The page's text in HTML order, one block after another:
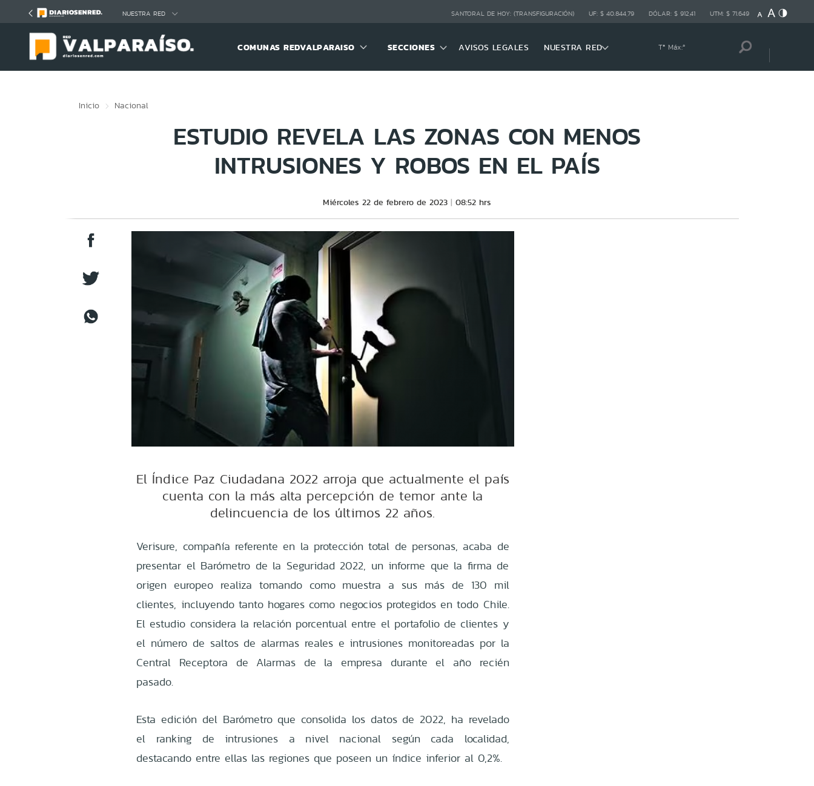
NUESTRA RED SANTORAL DE HOY: (TRANSFIGURACIÓN) UF: $ 40.844,79 DÓLAR: $ 912,41 UTM: $ 71.649
COMUNAS REDVALPARAISO SECCIONES AVISOS LEGALES NUESTRA RED Tª Máx:º
Inicio Nacional
ESTUDIO REVELA LAS ZONAS CON MENOS
INTRUSIONES Y ROBOS EN EL PAÍS
Miércoles 22 de febrero de 2023 08:52 hrs
El Índice Paz Ciudadana 2022 arroja que actualmente el país
cuenta con la más alta percepción de temor ante la
delincuencia de los últimos 22 años.
Verisure, compañía referente en la protección total de personas, acaba de
presentar el Barómetro de la Seguridad 2022, un informe que la firma de
origen europeo realiza tomando como muestra a sus más de 130 mil
clientes, incluyendo tanto hogares como negocios protegidos en todo Chile.
El estudio considera la relación porcentual entre el portafolio de clientes y
el número de saltos de alarmas reales e intrusiones monitoreadas por la
Central Receptora de Alarmas de la empresa durante el año recién
pasado.
Esta edición del Barómetro que consolida los datos de 2022, ha revelado
el ranking de intrusiones a nivel nacional según cada localidad,
destacando entre ellas las regiones que poseen un índice inferior al 0,2%.